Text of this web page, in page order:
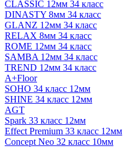
CLASSIC 12мм 34 класс
DINASTY 8мм 34 класс
GLANZ 12мм 34 класс
RELAX 8мм 34 класс
ROME 12мм 34 класс
SAMBA 12мм 34 класс
TREND 12мм 34 класс
A+Floor
SOHO 34 класс 12мм
SHINE 34 класс 12мм
AGT
Spark 33 класс 12мм
Effect Premium 33 класс 12мм
Concept Neo 32 класс 10мм